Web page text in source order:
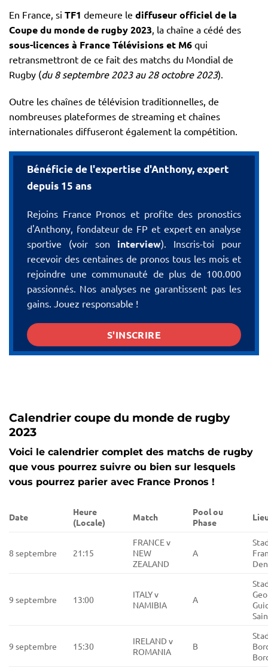
En France, si TF1 demeure le diffuseur officiel de la
Coupe du monde de rugby 2023 , la chaîne a cédé des
sous-licences à France Télévisions et M6 qui
retransmettront de ce fait des matchs du Mondial de
Rugby (du 8 septembre 2023 au 28 octobre 2023).
Outre les chaînes de télévision traditionnelles, de
nombreuses plateformes de streaming et chaînes
internationales diffuseront également la compétition.
Bénéficie de l'expertise d'Anthony, expert
depuis 15 ans
Rejoins France Pronos et profite des pronostics
d'Anthony, fondateur de FP et expert en analyse
sportive (voir son interview). Inscris-toi pour
recevoir des centaines de pronos tous les mois et
rejoindre une communauté de plus de 100.000
passionnés. Nos analyses ne garantissent pas les
gains. Jouez responsable !
S'INSCRIRE
Calendrier coupe du monde de rugby
2023
Voici le calendrier complet des matchs de rugby
que vous pourrez suivre ou bien sur lesquels
vous pourrez parier avec France Pronos !
Date
Heure
(Locale)
Match
Pool ou
Phase
8 septembre 21:15
FRANCE v
NEW
ZEALAND
A
9 septembre 13:00
ITALY v
NAMIBIA
A
9 septembre 15:30
IRELAND v
ROMANIA
B